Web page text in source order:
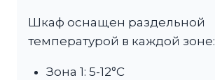
Шкаф оснащен раздельной
температурой в каждой зоне:
Зона 1: 5-12°С